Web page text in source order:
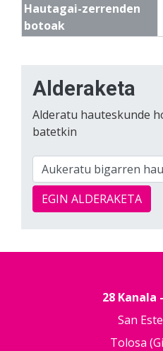
Hautagai-zerrenden
botoak
Alderaketa
Alderatu hauteskunde
batetkin
EGIN ALDERAKETA
28 Kanala
San
Tolosa